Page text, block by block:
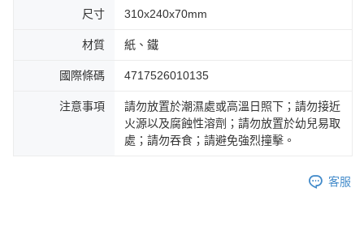
尺寸 310x240x70mm
材質 紙、鐵
國際條碼 4717526010135
注意事項
請勿放置於潮濕處或高溫日照下；請勿接近
火源以及腐蝕性溶劑；請勿放置於幼兒易取
處；請勿吞食；請避免強烈撞擊。
客服